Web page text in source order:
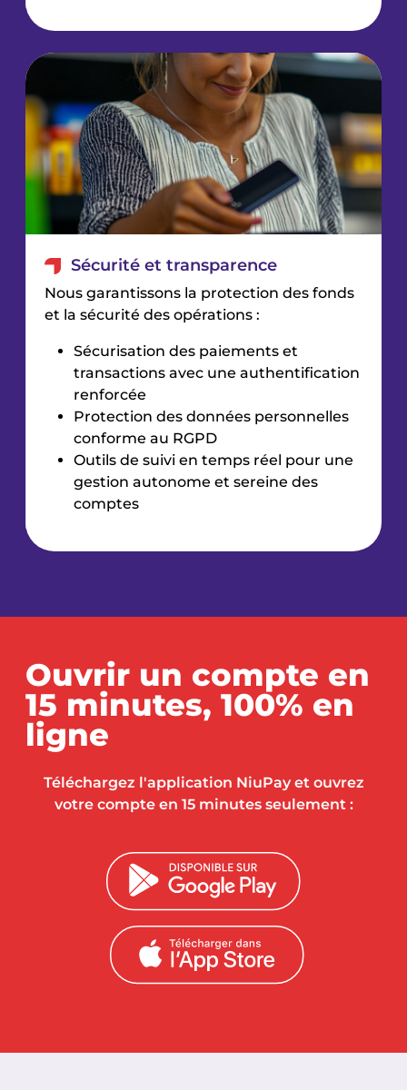
Sécurité et transparence
Nous garantissons la protection des fonds
et la sécurité des opérations :
Sécurisation des paiements et
transactions avec une authentification
renforcée
Protection des données personnelles
conforme au RGPD
Outils de suivi en temps réel pour une
gestion autonome et sereine des
comptes
Ouvrir un compte en
15 minutes, 100% en
ligne
Téléchargez l'application NiuPay et ouvrez
votre compte en 15 minutes seulement :